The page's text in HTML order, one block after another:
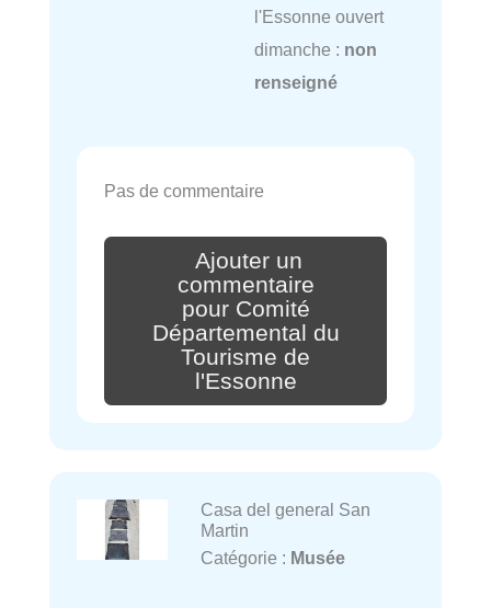
l'Essonne ouvert
dimanche : non
renseigné
Pas de commentaire
Ajouter un
commentaire
pour Comité
Départemental du
Tourisme de
l'Essonne
Casa del general San
Martin
Catégorie : Musée